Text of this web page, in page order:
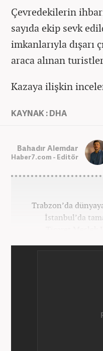
Çevredekilerin
sayıda ekip sevk
imkanlarıyla dışarı
araca alınan
Kazaya ilişkin
KAYNAK : DHA
Bahadır Alemdar
Haber7.com - Editör
Trabzon’da
İstanbul’da
Ticaret Meslek
ve teknoloji